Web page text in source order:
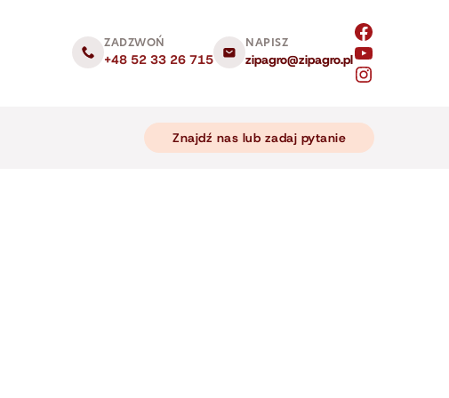
ZADZWOŃ
+48 52 33 26 715
NAPISZ
zipagro@zipagro.pl
Znajdź nas lub zadaj pytanie